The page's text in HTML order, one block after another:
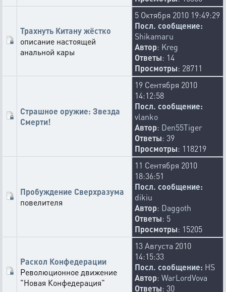
Трахнуть Китану жёстко
описание настоящей
анальной кары
5 Октября 2010 19:49:29
Посл. сообщение:
Shikamaru
Автор: Kreg
Ответы: 14
Просмотры: 28711
Страшное оружие: Звезда
Смерти!
19 Сентября 2010
14:12:58
Посл. сообщение:
vlanko
Автор: Den55Tiger
Ответы: 39
Просмотры: 118219
Пробуждение Сверхразума
повелителя
11 Сентября 2010
18:36:51
Посл. сообщение:
dikiu
Автор: Daggoth
Ответы: 5
Просмотры: 15205
Раскол Конфедерации
Революционное движение
"Новая Конфедерация"
13 Августа 2010
14:15:33
Посл. сообщение: HS
Автор: WarLordVova
Ответы: 30